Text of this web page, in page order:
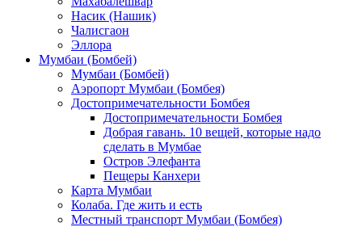
Насик (Нашик)
Чалисгаон
Эллора
Мумбаи (Бомбей)
Мумбаи (Бомбей)
Аэропорт Мумбаи (Бомбея)
Достопримечательности Бомбея
Достопримечательности Бомбея
Добрая гавань. 10 вещей, которые надо
сделать в Мумбае
Остров Элефанта
Пещеры Канхери
Карта Мумбаи
Колаба. Где жить и есть
Местный транспорт Мумбаи (Бомбея)